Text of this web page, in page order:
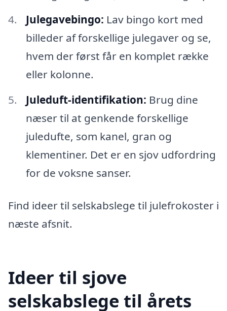
Julegavebingo: Lav bingo kort med
billeder af forskellige julegaver og se,
hvem der først får en komplet række
eller kolonne.
Juleduft-identifikation: Brug dine
næser til at genkende forskellige
juledufte, som kanel, gran og
klementiner. Det er en sjov udfordring
for de voksne sanser.
Find ideer til selskabslege til julefrokoster i
næste afsnit.
Ideer til sjove
selskabslege til årets